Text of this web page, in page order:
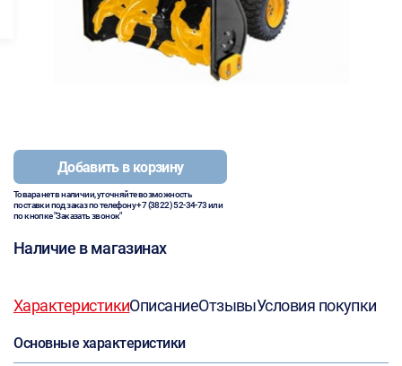
Добавить в корзину
Товара нет в наличии, уточняйте возможность
поставки под заказ по телефону+7 (3822) 52-34-73или
по кнопке "Заказать звонок"
Наличие в магазинах
ХарактеристикиОписаниеОтзывыУсловия покупки
Основные характеристики